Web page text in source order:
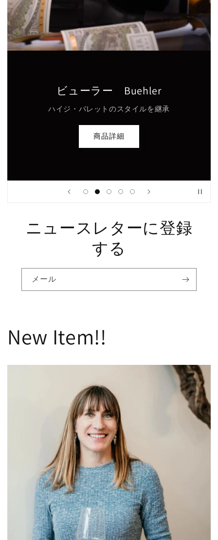
ビューラー Buehler
ハイジ・バレットのスタイルを継承
商品詳細
ニュースレターに登録
する
メール
New Item!!